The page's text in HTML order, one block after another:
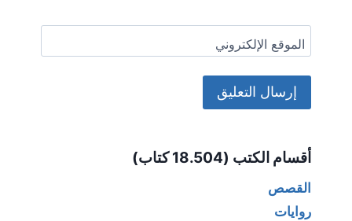
الموقع الإلكتروني
أقسام الكتب (18.504 كتاب)
القصص
روايات